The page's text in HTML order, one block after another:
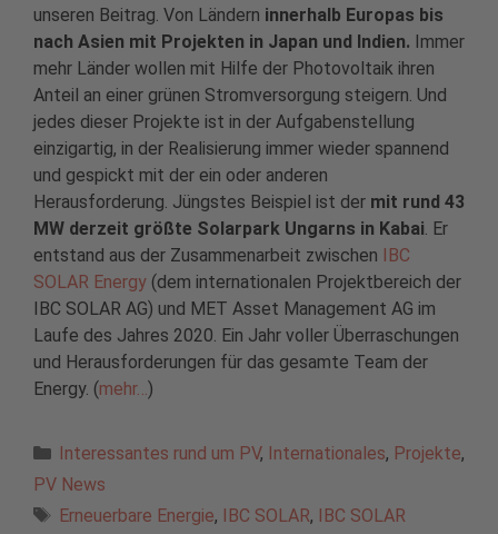
unseren Beitrag. Von Ländern innerhalb Europas bis
nach Asien mit Projekten in Japan und Indien. Immer
mehr Länder wollen mit Hilfe der Photovoltaik ihren
Anteil an einer grünen Stromversorgung steigern. Und
jedes dieser Projekte ist in der Aufgabenstellung
einzigartig, in der Realisierung immer wieder spannend
und gespickt mit der ein oder anderen
Herausforderung. Jüngstes Beispiel ist der mit rund 43
MW derzeit größte Solarpark Ungarns in Kabai . Er
entstand aus der Zusammenarbeit zwischen IBC
SOLAR Energy (dem internationalen Projektbereich der
IBC SOLAR AG) und MET Asset Management AG im
Laufe des Jahres 2020. Ein Jahr voller Überraschungen
und Herausforderungen für das gesamte Team der
Energy. (mehr… )
Kategorien
Interessantes rund um PV, Internationales, Projekte,
PV News
Schlagwörter
Erneuerbare Energie, IBC SOLAR, IBC SOLAR